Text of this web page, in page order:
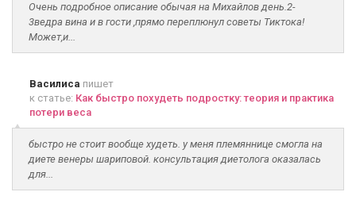
Очень подробное описание обычая на Михайлов день.2-
3ведра вина и в гости ,прямо переплюнул советы Тиктока!
Может,и...
Василиса пишет
к статье: Как быстро похудеть подростку: теория и практика
потери веса
быстро не стоит вообще худеть. у меня племяннице смогла на
диете венеры шариповой. консультация диетолога оказалась
для...